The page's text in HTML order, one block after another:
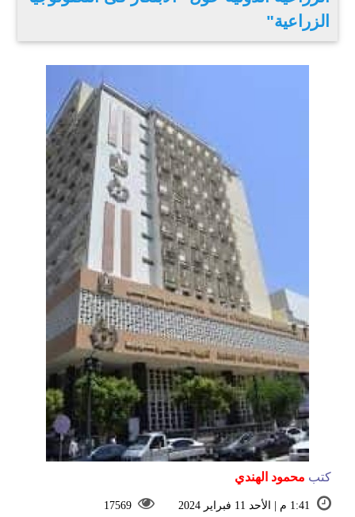
الزراعية"
كتب محمود الهندي
1:41 م | الأحد 11 فبراير 2024 17569